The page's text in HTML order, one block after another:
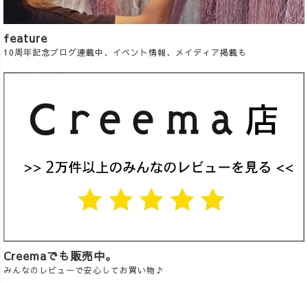
feature
10周年記念ブログ連載中、イベント情報、メイディア掲載も
Creemaでも販売中。
みんなのレビューで安心してお買い物♪